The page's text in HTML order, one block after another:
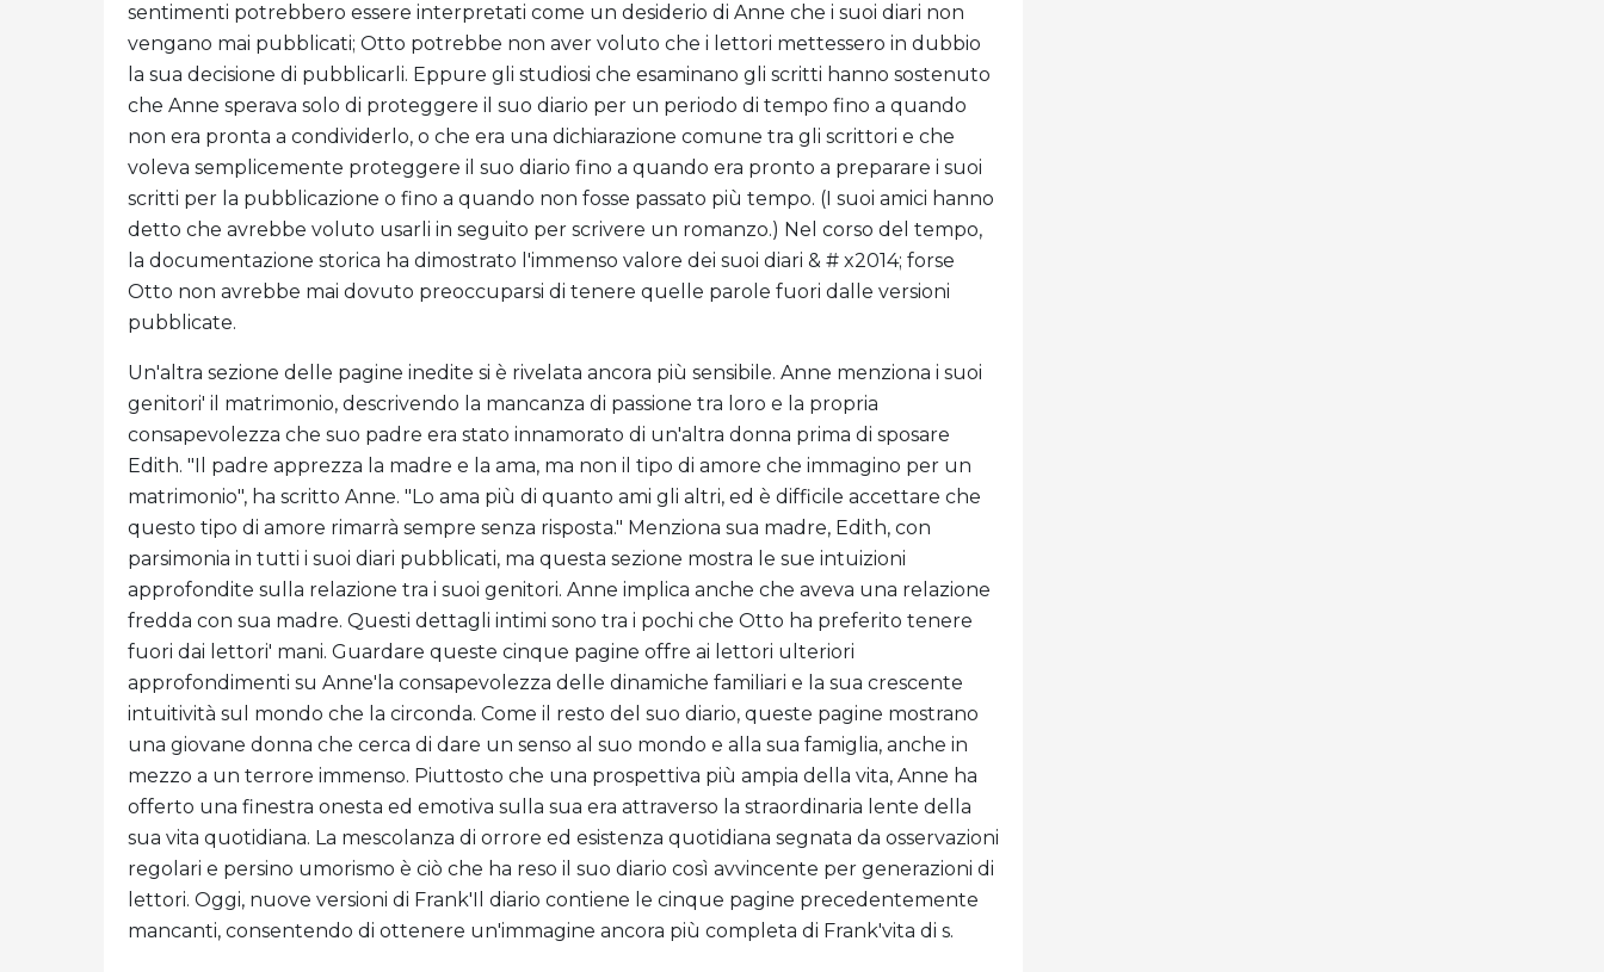
sentimenti potrebbero essere interpretati come un desiderio di Anne che i suoi diari non
vengano mai pubblicati; Otto potrebbe non aver voluto che i lettori mettessero in dubbio
la sua decisione di pubblicarli. Eppure gli studiosi che esaminano gli scritti hanno sostenuto
che Anne sperava solo di proteggere il suo diario per un periodo di tempo fino a quando
non era pronta a condividerlo, o che era una dichiarazione comune tra gli scrittori e che
voleva semplicemente proteggere il suo diario fino a quando era pronto a preparare i suoi
scritti per la pubblicazione o fino a quando non fosse passato più tempo. (I suoi amici hanno
detto che avrebbe voluto usarli in seguito per scrivere un romanzo.) Nel corso del tempo,
la documentazione storica ha dimostrato l'immenso valore dei suoi diari & # x2014; forse
Otto non avrebbe mai dovuto preoccuparsi di tenere quelle parole fuori dalle versioni
pubblicate.
Un'altra sezione delle pagine inedite si è rivelata ancora più sensibile. Anne menziona i suoi
genitori' il matrimonio, descrivendo la mancanza di passione tra loro e la propria
consapevolezza che suo padre era stato innamorato di un'altra donna prima di sposare
Edith. "Il padre apprezza la madre e la ama, ma non il tipo di amore che immagino per un
matrimonio", ha scritto Anne. "Lo ama più di quanto ami gli altri, ed è difficile accettare che
questo tipo di amore rimarrà sempre senza risposta." Menziona sua madre, Edith, con
parsimonia in tutti i suoi diari pubblicati, ma questa sezione mostra le sue intuizioni
approfondite sulla relazione tra i suoi genitori. Anne implica anche che aveva una relazione
fredda con sua madre. Questi dettagli intimi sono tra i pochi che Otto ha preferito tenere
fuori dai lettori' mani. Guardare queste cinque pagine offre ai lettori ulteriori
approfondimenti su Anne'la consapevolezza delle dinamiche familiari e la sua crescente
intuitività sul mondo che la circonda. Come il resto del suo diario, queste pagine mostrano
una giovane donna che cerca di dare un senso al suo mondo e alla sua famiglia, anche in
mezzo a un terrore immenso. Piuttosto che una prospettiva più ampia della vita, Anne ha
offerto una finestra onesta ed emotiva sulla sua era attraverso la straordinaria lente della
sua vita quotidiana. La mescolanza di orrore ed esistenza quotidiana segnata da osservazioni
regolari e persino umorismo è ciò che ha reso il suo diario così avvincente per generazioni di
lettori. Oggi, nuove versioni di Frank'Il diario contiene le cinque pagine precedentemente
mancanti, consentendo di ottenere un'immagine ancora più completa di Frank'vita di s.